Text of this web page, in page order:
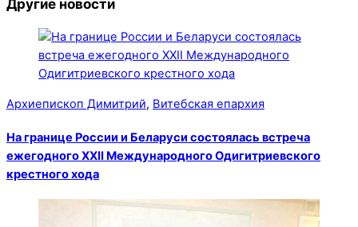
Другие новости
Архиепископ Димитрий, Витебская епархия
На границе России и Беларуси состоялась встреча
ежегодного XXII Международного Одигитриевского
крестного хода